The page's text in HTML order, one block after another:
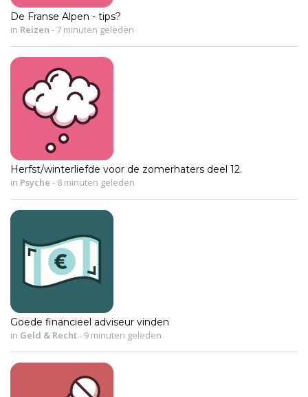
De Franse Alpen - tips?
in Reizen - 7 minuten geleden
Herfst/winterliefde voor de zomerhaters deel 12.
in Psyche - 8 minuten geleden
Goede financieel adviseur vinden
in Geld & Recht- 9 minuten geleden